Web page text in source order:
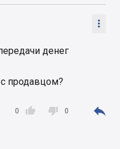

денег
продавцом?

0  0 